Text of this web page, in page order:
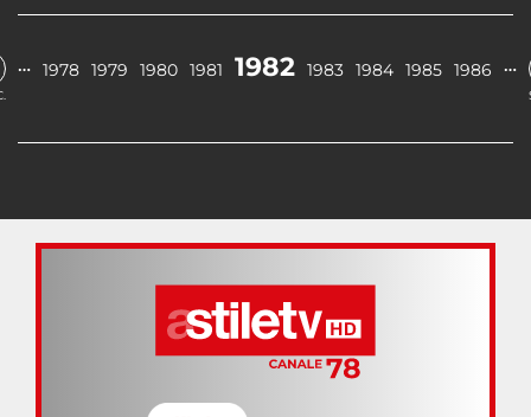
… 1978 1979 1980 1981 1982 1983 1984 1985 1986 …